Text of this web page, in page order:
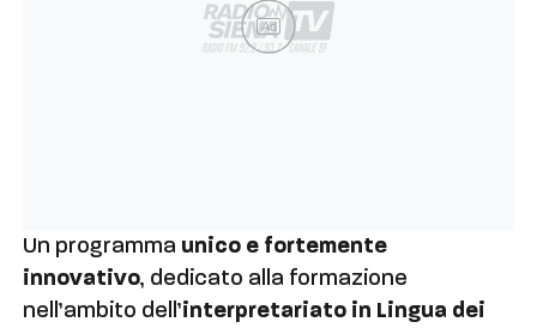
Ad
Un programma unico e fortemente
innovativo, dedicato alla formazione
nell’ambito dell’interpretariato in Lingua dei